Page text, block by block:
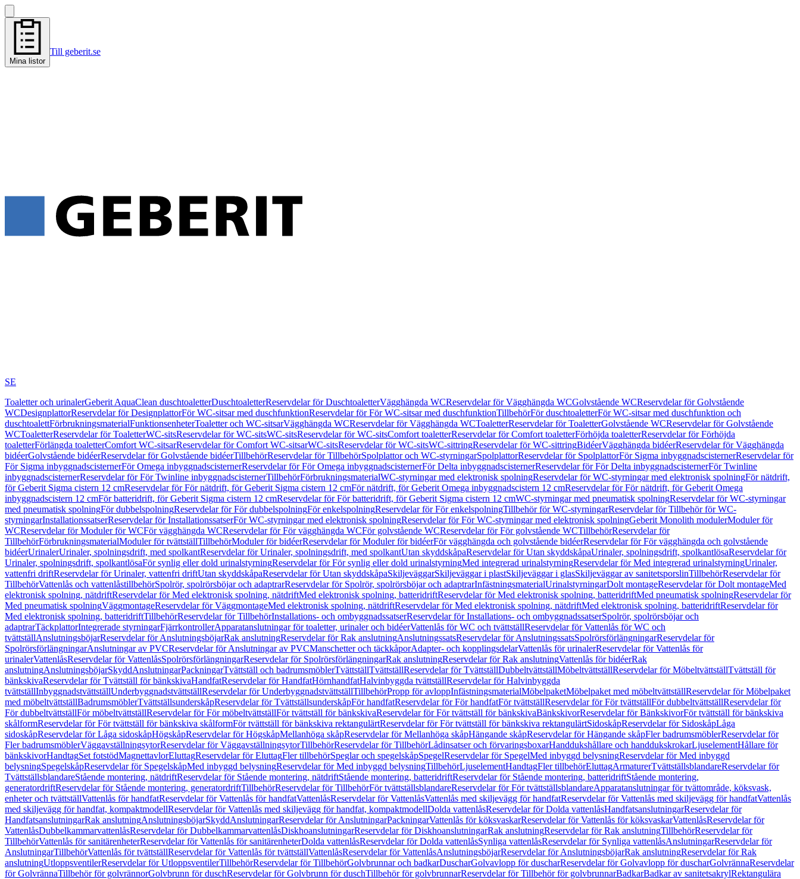
Mina listor
Till geberit.se
SE
Toaletter och urinalerGeberit AquaClean duschtoaletterDuschtoaletterReservdelar för DuschtoaletterVägghängda WCReservdelar för Vägghängda WCGolvstående WCReservdelar för Golvstående
WCDesignplattorReservdelar för DesignplattorFör WC-sitsar med duschfunktionReservdelar för För WC-sitsar med duschfunktionTillbehörFör duschtoaletterFör WC-sitsar med duschfunktion och
duschtoalettFörbrukningsmaterialFunktionsenheterToaletter och WC-sitsarVägghängda WCReservdelar för Vägghängda WCToaletterReservdelar för ToaletterGolvstående WCReservdelar för Golvstående
WCToaletterReservdelar för ToaletterWC-sitsReservdelar för WC-sitsWC-sitsReservdelar för WC-sitsComfort toaletterReservdelar för Comfort toaletterFörhöjda toaletterReservdelar för Förhöjda
toaletterFörlängda toaletterComfort WC-sitsarReservdelar för Comfort WC-sitsarWC-sitsReservdelar för WC-sitsWC-sittringReservdelar för WC-sittringBidéerVägghängda bidéerReservdelar för Vägghängda
bidéerGolvstående bidéerReservdelar för Golvstående bidéerTillbehörReservdelar för TillbehörSpolplattor och WC-styrningarSpolplattorReservdelar för SpolplattorFör Sigma inbyggnadscisternerReservdelar för
För Sigma inbyggnadscisternerFör Omega inbyggnadscisternerReservdelar för För Omega inbyggnadscisternerFör Delta inbyggnadscisternerReservdelar för För Delta inbyggnadscisternerFör Twinline
inbyggnadscisternerReservdelar för För Twinline inbyggnadscisternerTillbehörFörbrukningsmaterialWC-styrningar med elektronisk spolningReservdelar för WC-styrningar med elektronisk spolningFör nätdrift,
för Geberit Sigma cistern 12 cmReservdelar för För nätdrift, för Geberit Sigma cistern 12 cmFör nätdrift, för Geberit Omega inbyggnadscistern 12 cmReservdelar för För nätdrift, för Geberit Omega
inbyggnadscistern 12 cmFör batteridrift, för Geberit Sigma cistern 12 cmReservdelar för För batteridrift, för Geberit Sigma cistern 12 cmWC-styrningar med pneumatisk spolningReservdelar för WC-styrningar
med pneumatisk spolningFör dubbelspolningReservdelar för För dubbelspolningFör enkelspolningReservdelar för För enkelspolningTillbehör för WC-styrningarReservdelar för Tillbehör för WC-
styrningarInstallationssatserReservdelar för InstallationssatserFör WC-styrningar med elektronisk spolningReservdelar för För WC-styrningar med elektronisk spolningGeberit Monolith modulerModuler för
WCReservdelar för Moduler för WCFör vägghängda WCReservdelar för För vägghängda WCFör golvstående WCReservdelar för För golvstående WCTillbehörReservdelar för
TillbehörFörbrukningsmaterialModuler för tvättställTillbehörModuler för bidéerReservdelar för Moduler för bidéerFör vägghängda och golvstående bidéerReservdelar för För vägghängda och golvstående
bidéerUrinalerUrinaler, spolningsdrift, med spolkantReservdelar för Urinaler, spolningsdrift, med spolkantUtan skyddskåpaReservdelar för Utan skyddskåpaUrinaler, spolningsdrift, spolkantlösaReservdelar för
Urinaler, spolningsdrift, spolkantlösaFör synlig eller dold urinalstyrningReservdelar för För synlig eller dold urinalstyrningMed integrerad urinalstyrningReservdelar för Med integrerad urinalstyrningUrinaler,
vattenfri driftReservdelar för Urinaler, vattenfri driftUtan skyddskåpaReservdelar för Utan skyddskåpaSkiljeväggarSkiljeväggar i plastSkiljeväggar i glasSkiljeväggar av sanitetsporslinTillbehörReservdelar för
TillbehörVattenlås och vattenlåstillbehörSpolrör, spolrörsböjar och adaptrarReservdelar för Spolrör, spolrörsböjar och adaptrarInfästningsmaterialUrinalstyrningarDolt montageReservdelar för Dolt montageMed
elektronisk spolning, nätdriftReservdelar för Med elektronisk spolning, nätdriftMed elektronisk spolning, batteridriftReservdelar för Med elektronisk spolning, batteridriftMed pneumatisk spolningReservdelar för
Med pneumatisk spolningVäggmontageReservdelar för VäggmontageMed elektronisk spolning, nätdriftReservdelar för Med elektronisk spolning, nätdriftMed elektronisk spolning, batteridriftReservdelar för
Med elektronisk spolning, batteridriftTillbehörReservdelar för TillbehörInstallations- och ombyggnadssatserReservdelar för Installations- och ombyggnadssatserSpolrör, spolrörsböjar och
adaptrarTäckplattorIntegrerade styrningarFjärrkontrollerApparatanslutningar för toaletter, urinaler och bidéerVattenlås för WC och tvättställReservdelar för Vattenlås för WC och
tvättställAnslutningsböjarReservdelar för AnslutningsböjarRak anslutningReservdelar för Rak anslutningAnslutningssatsReservdelar för AnslutningssatsSpolrörsförlängningarReservdelar för
SpolrörsförlängningarAnslutningar av PVCReservdelar för Anslutningar av PVCManschetter och täckkåporAdapter- och kopplingsdelarVattenlås för urinalerReservdelar för Vattenlås för
urinalerVattenlåsReservdelar för VattenlåsSpolrörsförlängningarReservdelar för SpolrörsförlängningarRak anslutningReservdelar för Rak anslutningVattenlås för bidéerRak
anslutningAnslutningsböjarSkyddAnslutningarPackningarTvättställ och badrumsmöblerTvättställTvättställReservdelar för TvättställDubbeltvättställMöbeltvättställReservdelar för MöbeltvättställTvättställ för
bänkskivaReservdelar för Tvättställ för bänkskivaHandfatReservdelar för HandfatHörnhandfatHalvinbyggda tvättställReservdelar för Halvinbyggda
tvättställInbyggnadstvättställUnderbyggnadstvättställReservdelar för UnderbyggnadstvättställTillbehörPropp för avloppInfästningsmaterialMöbelpaketMöbelpaket med möbeltvättställReservdelar för Möbelpaket
med möbeltvättställBadrumsmöblerTvättställsunderskåpReservdelar för TvättställsunderskåpFör handfatReservdelar för För handfatFör tvättställReservdelar för För tvättställFör dubbeltvättställReservdelar för
För dubbeltvättställFör möbeltvättställReservdelar för För möbeltvättställFör tvättställ för bänkskivaReservdelar för För tvättställ för bänkskivaBänkskivorReservdelar för BänkskivorFör tvättställ för bänkskiva
skålformReservdelar för För tvättställ för bänkskiva skålformFör tvättställ för bänkskiva rektangulärtReservdelar för För tvättställ för bänkskiva rektangulärtSidoskåpReservdelar för SidoskåpLåga
sidoskåpReservdelar för Låga sidoskåpHögskåpReservdelar för HögskåpMellanhöga skåpReservdelar för Mellanhöga skåpHängande skåpReservdelar för Hängande skåpFler badrumsmöblerReservdelar för
Fler badrumsmöblerVäggavställningsytorReservdelar för VäggavställningsytorTillbehörReservdelar för TillbehörLådinsatser och förvaringsboxarHanddukshållare och handdukskrokarLjuselementHållare för
bänkskivorHandtagSet fotstödMagnettavlorEluttagReservdelar för EluttagFler tillbehörSpeglar och spegelskåpSpegelReservdelar för SpegelMed inbyggd belysningReservdelar för Med inbyggd
belysningSpegelskåpReservdelar för SpegelskåpMed inbyggd belysningReservdelar för Med inbyggd belysningTillbehörLjuselementHandtagFler tillbehörEluttagArmaturerTvättställsblandareReservdelar för
TvättställsblandareStående montering, nätdriftReservdelar för Stående montering, nätdriftStående montering, batteridriftReservdelar för Stående montering, batteridriftStående montering,
generatordriftReservdelar för Stående montering, generatordriftTillbehörReservdelar för TillbehörFör tvättställsblandareReservdelar för För tvättställsblandareApparatanslutningar för tvättområde, köksvask,
enheter och tvättställVattenlås för handfatReservdelar för Vattenlås för handfatVattenlåsReservdelar för VattenlåsVattenlås med skiljevägg för handfatReservdelar för Vattenlås med skiljevägg för handfatVattenlås
med skiljevägg för handfat, kompaktmodellReservdelar för Vattenlås med skiljevägg för handfat, kompaktmodellDolda vattenlåsReservdelar för Dolda vattenlåsHandfatsanslutningarReservdelar för
HandfatsanslutningarRak anslutningAnslutningsböjarSkyddAnslutningarReservdelar för AnslutningarPackningarVattenlås för köksvaskarReservdelar för Vattenlås för köksvaskarVattenlåsReservdelar för
VattenlåsDubbelkammarvattenlåsReservdelar för DubbelkammarvattenlåsDiskhoanslutningarReservdelar för DiskhoanslutningarRak anslutningReservdelar för Rak anslutningTillbehörReservdelar för
TillbehörVattenlås för sanitärenheterReservdelar för Vattenlås för sanitärenheterDolda vattenlåsReservdelar för Dolda vattenlåsSynliga vattenlåsReservdelar för Synliga vattenlåsAnslutningarReservdelar för
AnslutningarTillbehörVattenlås för tvättställReservdelar för Vattenlås för tvättställVattenlåsReservdelar för VattenlåsAnslutningsböjarReservdelar för AnslutningsböjarRak anslutningReservdelar för Rak
anslutningUtloppsventilerReservdelar för UtloppsventilerTillbehörReservdelar för TillbehörGolvbrunnar och badkarDuscharGolvavlopp för duscharReservdelar för Golvavlopp för duscharGolvrännaReservdelar
för GolvrännaTillbehör för golvrännorGolvbrunn för duschReservdelar för Golvbrunn för duschTillbehör för golvbrunnarReservdelar för Tillbehör för golvbrunnarBadkarBadkar av sanitetsakrylRektangulära